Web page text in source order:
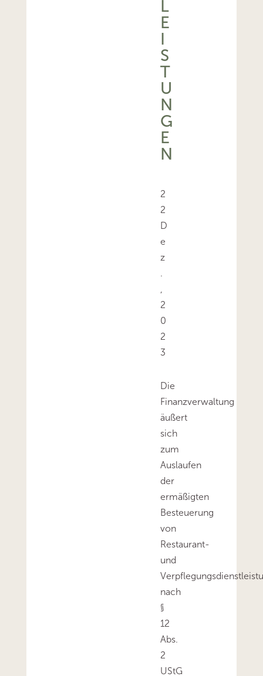
E
I
S
T
U
N
G
E
N
2
2
D
e
z
.
,
2
0
2
3
Die
Finanzverwaltung
äußert
sich
zum
Auslaufen
der
ermäßigten
Besteuerung
von
Restaurant-
und
nach
§
12
Abs.
2
UStG